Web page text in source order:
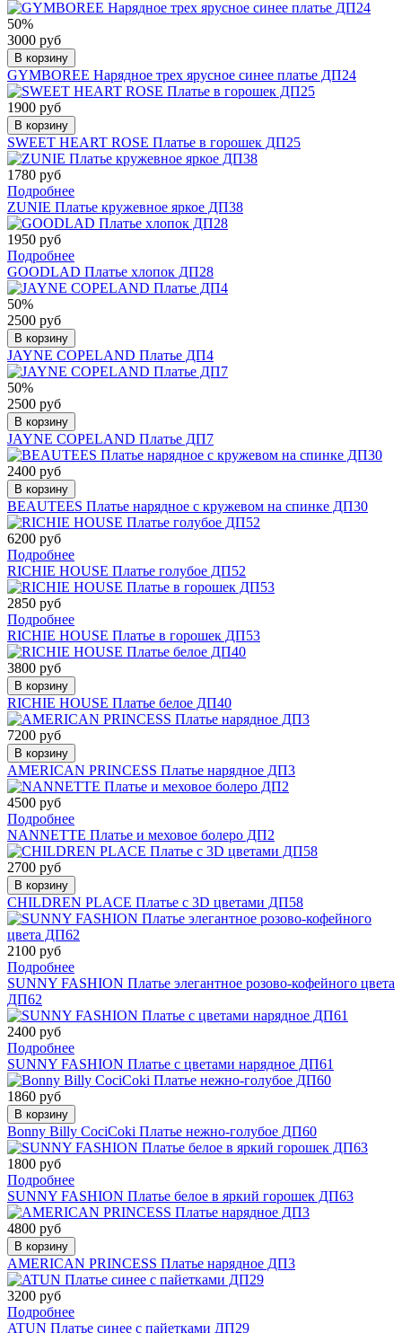
50%
3000 руб
В корзину
GYMBOREE Нарядное трех ярусное синее платье ДП24
1900 руб
В корзину
SWEET HEART ROSE Платье в горошек ДП25
1780 руб
Подробнее
ZUNIE Платье кружевное яркое ДП38
1950 руб
Подробнее
GOODLAD Платье хлопок ДП28
50%
2500 руб
В корзину
JAYNE COPELAND Платье ДП4
50%
2500 руб
В корзину
JAYNE COPELAND Платье ДП7
2400 руб
В корзину
BEAUTEES Платье нарядное с кружевом на спинке ДП30
6200 руб
Подробнее
RICHIE HOUSE Платье голубое ДП52
2850 руб
Подробнее
RICHIE HOUSE Платье в горошек ДП53
3800 руб
В корзину
RICHIE HOUSE Платье белое ДП40
7200 руб
В корзину
AMERICAN PRINCESS Платье нарядное ДП3
4500 руб
Подробнее
NANNETTE Платье и меховое болеро ДП2
2700 руб
В корзину
CHILDREN PLACE Платье c 3D цветами ДП58
2100 руб
Подробнее
SUNNY FASHION Платье элегантное розово-кофейного цвета
ДП62
2400 руб
Подробнее
SUNNY FASHION Платье с цветами нарядное ДП61
1860 руб
В корзину
Bonny Billy СociCoki Платье нежно-голубое ДП60
1800 руб
Подробнее
SUNNY FASHION Платье белое в яркий горошек ДП63
4800 руб
В корзину
AMERICAN PRINCESS Платье нарядное ДП3
3200 руб
Подробнее
ATUN Платье синее с пайетками ДП29